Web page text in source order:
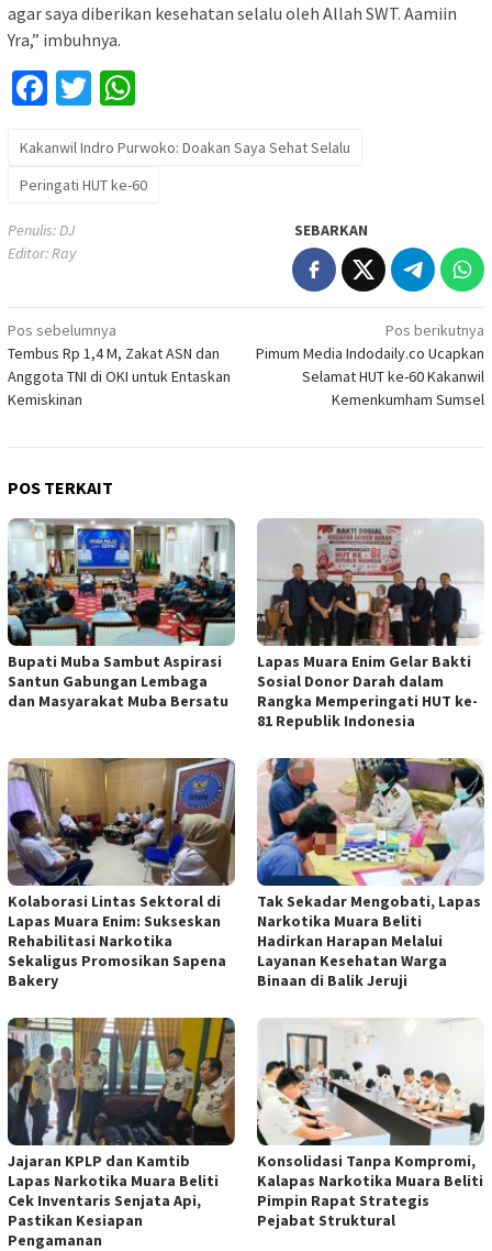
agar saya diberikan kesehatan selalu oleh Allah SWT. Aamiin
Yra,” imbuhnya.
Facebook
Twitter
Kakanwil Indro Purwoko: Doakan Saya Sehat Selalu
Peringati HUT ke-60
Penulis: DJ
Editor: Ray
SEBARKAN
Navigasi
pos
Pos sebelumnya
Tembus Rp 1,4 M, Zakat ASN dan
Anggota TNI di OKI untuk Entaskan
Kemiskinan
Pos berikutnya
Pimum Media Indodaily.co Ucapkan
Selamat HUT ke-60 Kakanwil
Kemenkumham Sumsel
POS TERKAIT
Bupati Muba Sambut Aspirasi
Santun Gabungan Lembaga
dan Masyarakat Muba Bersatu
Lapas Muara Enim Gelar Bakti
Sosial Donor Darah dalam
Rangka Memperingati HUT ke-
81 Republik Indonesia
Kolaborasi Lintas Sektoral di
Lapas Muara Enim: Sukseskan
Rehabilitasi Narkotika
Sekaligus Promosikan Sapena
Bakery
Tak Sekadar Mengobati, Lapas
Narkotika Muara Beliti
Hadirkan Harapan Melalui
Layanan Kesehatan Warga
Binaan di Balik Jeruji
Jajaran KPLP dan Kamtib
Lapas Narkotika Muara Beliti
Cek Inventaris Senjata Api,
Pastikan Kesiapan
Pengamanan
Konsolidasi Tanpa Kompromi,
Kalapas Narkotika Muara Beliti
Pimpin Rapat Strategis
Pejabat Struktural